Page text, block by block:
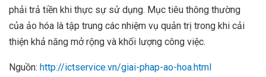
phải trả tiền khi thực sự sử dụng. Mục tiêu thông thường
của ảo hóa là tập trung các nhiệm vụ quản trị trong khi cải
thiện khả năng mở rộng và khối lượng công việc.
Nguồn: http://ictservice.vn/giai-phap-ao-hoa.html